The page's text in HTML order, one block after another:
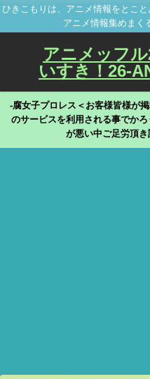
ひきこもりは、アニメ情報をとこ
アニメ情報集めまく
アニメッフ
いすき！26-
-腐女子プロレス＜お客様皆様が
のサービスを利用される事でか
が悪い中ご足労頂き